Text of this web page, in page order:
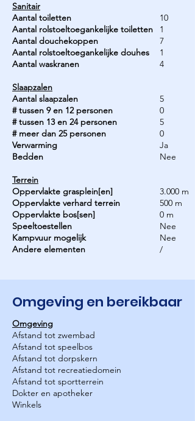
Sanitair
Aantal toiletten
Aantal rolstoeltoegankelijke toiletten
Aantal douchekoppen
Aantal rolstoeltoegankelijke douhes
Aantal waskranen
Slaapzalen
Aantal slaapzalen
# tussen 9 en 12 personen
# tussen 13 en 24 personen
# meer dan 25 personen
Verwarming
Bedden
Terrein
Oppervlakte grasplein[en]
Oppervlakte verhard terrein
Oppervlakte bos[sen]
Speeltoestellen
Kampvuur mogelijk
Andere elementen
10
1
7
1
4
5
0
5
0
Ja
Nee
3.000 m
500 m
0 m
Nee
Nee
/
Omgeving en bereikbaar
Omgeving
Afstand tot zwembad
Afstand tot speelbos
Afstand tot dorpskern
Afstand tot recreatiedomein
Afstand tot sportterrein
Dokter en apotheker
Winkels